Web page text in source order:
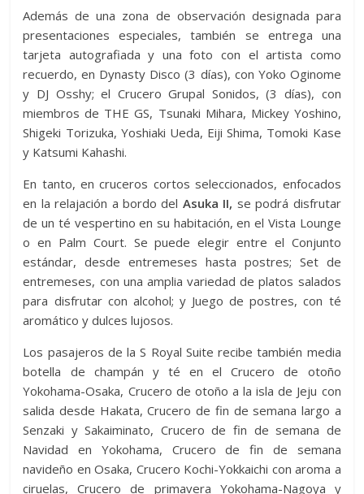
Además de una zona de observación designada para
presentaciones especiales, también se entrega una
tarjeta autografiada y una foto con el artista como
recuerdo, en Dynasty Disco (3 días), con Yoko Oginome
y DJ Osshy; el Crucero Grupal Sonidos, (3 días), con
miembros de THE GS, Tsunaki Mihara, Mickey Yoshino,
Shigeki Torizuka, Yoshiaki Ueda, Eiji Shima, Tomoki Kase
y Katsumi Kahashi.
En tanto, en cruceros cortos seleccionados, enfocados
en la relajación a bordo del Asuka II, se podrá disfrutar
de un té vespertino en su habitación, en el Vista Lounge
o en Palm Court. Se puede elegir entre el Conjunto
estándar, desde entremeses hasta postres; Set de
entremeses, con una amplia variedad de platos salados
para disfrutar con alcohol; y Juego de postres, con té
aromático y dulces lujosos.
Los pasajeros de la S Royal Suite recibe también media
botella de champán y té en el Crucero de otoño
Yokohama-Osaka, Crucero de otoño a la isla de Jeju con
salida desde Hakata, Crucero de fin de semana largo a
Senzaki y Sakaiminato, Crucero de fin de semana de
Navidad en Yokohama, Crucero de fin de semana
navideño en Osaka, Crucero Kochi-Yokkaichi con aroma a
ciruelas, Crucero de primavera Yokohama-Nagoya y